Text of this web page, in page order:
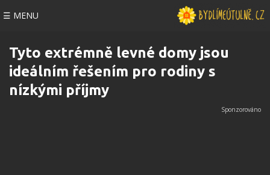
☰ MENU
Tyto extrémně levné domy jsou
ideálním řešením pro rodiny s
nízkými příjmy